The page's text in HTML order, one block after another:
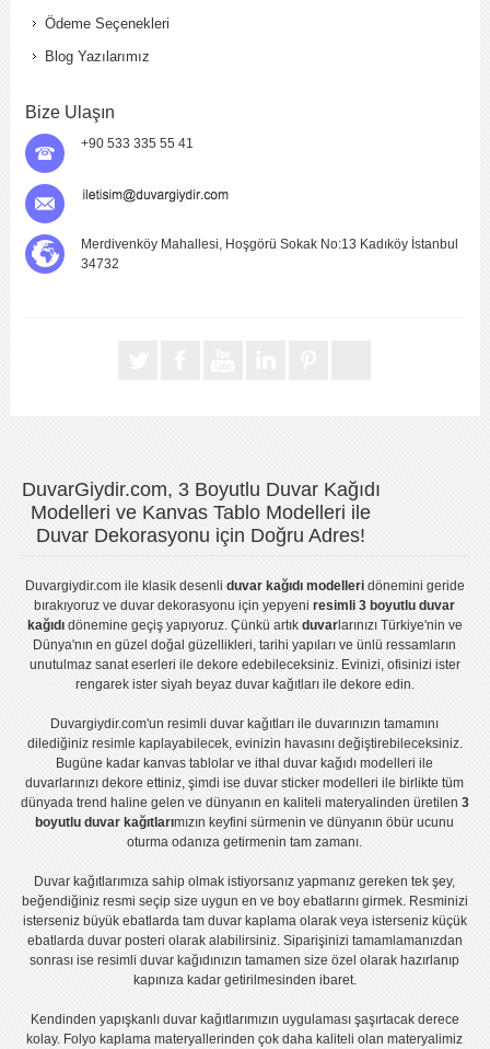
Ödeme Seçenekleri
Blog Yazılarımız
Bize Ulaşın
+90 533 335 55 41
Merdivenköy Mahallesi, Hoşgörü Sokak No:13 Kadıköy İstanbul
34732
DuvarGiydir.com, 3 Boyutlu Duvar Kağıdı
Modelleri ve Kanvas Tablo Modelleri ile
Duvar Dekorasyonu için Doğru Adres!
Duvargiydir.comile klasik desenli duvar kağıdı modelleridönemini geride
bırakıyoruz veduvar dekorasyonu için yepyeniresimli 3 boyutlu duvar
kağıdıdönemine geçiş yapıyoruz. Çünkü artık duvarlarınızı Türkiye'nin ve
Dünya'nın en güzel doğal güzellikleri, tarihi yapıları ve ünlü ressamların
unutulmaz sanat eserleri ile dekore edebileceksiniz. Evinizi, ofisinizi ister
rengarek ister siyah beyaz duvar kağıtlarıile dekore edin.
Duvargiydir.com'unresimli duvar kağıtları ile duvarınızın tamamını
dilediğiniz resimle kaplayabilecek, evinizin havasını değiştirebileceksiniz.
Bugüne kadar kanvas tablo lar veithal duvar kağıdı modelleri ile
duvarlarınızı dekore ettiniz, şimdi iseduvar sticker modelleri ile birlikte tüm
dünyada trend haline gelen ve dünyanın en kaliteli materyalinden üretilen 3
boyutlu duvar kağıtlarımızın keyfini sürmenin ve dünyanın öbür ucunu
oturma odanıza getirmenin tam zamanı.
Duvar kağıtlarımıza sahip olmak istiyorsanız yapmanız gereken tek şey,
beğendiğiniz resmi seçip size uygun en ve boy ebatlarını girmek. Resminizi
isterseniz büyük ebatlarda tam duvar kaplamaolarak veya isterseniz küçük
ebatlarda duvar posteri olarak alabilirsiniz. Siparişinizi tamamlamanızdan
sonrası iseresimli duvar kağıdınızın tamamen size özel olarak hazırlanıp
kapınıza kadar getirilmesinden ibaret.
Kendinden yapışkanlı duvar kağıtlarımızın uygulamasışaşırtacak derece
kolay. Folyo kaplama materyallerinden çok daha kaliteli olanmateryalimiz